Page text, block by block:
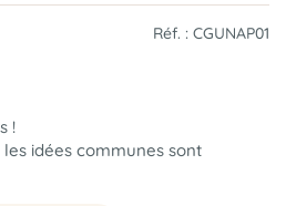
Réf. : CGUNAP01
!
les idées communes sont